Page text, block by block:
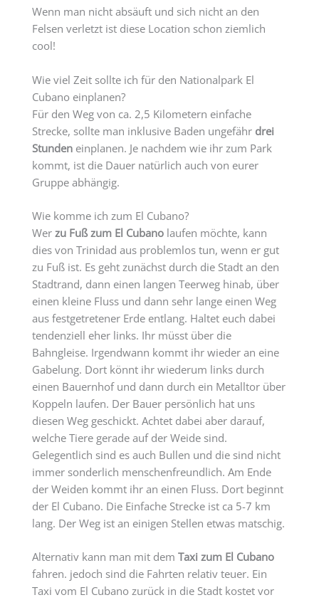
Wenn man nicht absäuft und sich nicht an den
Felsen verletzt ist diese Location schon ziemlich
cool!
Wie viel Zeit sollte ich für den Nationalpark El
Cubano einplanen?
Für den Weg von ca. 2,5 Kilometern einfache
Strecke, sollte man inklusive Baden ungefähr drei
Stunden einplanen. Je nachdem wie ihr zum Park
kommt, ist die Dauer natürlich auch von eurer
Gruppe abhängig.
Wie komme ich zum El Cubano?
Wer zu Fuß zum El Cubano laufen möchte, kann
dies von Trinidad aus problemlos tun, wenn er gut
zu Fuß ist. Es geht zunächst durch die Stadt an den
Stadtrand, dann einen langen Teerweg hinab, über
einen kleine Fluss und dann sehr lange einen Weg
aus festgetretener Erde entlang. Haltet euch dabei
tendenziell eher links. Ihr müsst über die
Bahngleise. Irgendwann kommt ihr wieder an eine
Gabelung. Dort könnt ihr wiederum links durch
einen Bauernhof und dann durch ein Metalltor über
Koppeln laufen. Der Bauer persönlich hat uns
diesen Weg geschickt. Achtet dabei aber darauf,
welche Tiere gerade auf der Weide sind.
Gelegentlich sind es auch Bullen und die sind nicht
immer sonderlich menschenfreundlich. Am Ende
der Weiden kommt ihr an einen Fluss. Dort beginnt
der El Cubano. Die Einfache Strecke ist ca 5-7 km
lang. Der Weg ist an einigen Stellen etwas matschig.
Alternativ kann man mit dem Taxi zum El Cubano
fahren. jedoch sind die Fahrten relativ teuer. Ein
Taxi vom El Cubano zurück in die Stadt kostet vor